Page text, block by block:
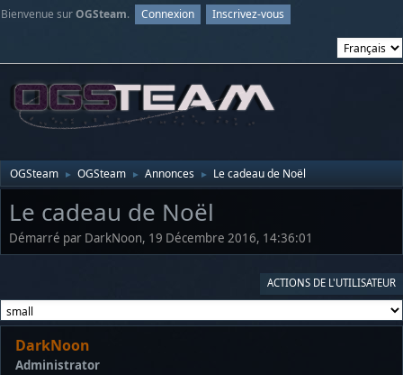
Bienvenue surOGSteam. Connexion Inscrivez-vous
OGSteam ► OGSteam ► Annonces ► Le cadeau de Noël
Le cadeau de Noël
Démarré par DarkNoon, 19 Décembre 2016, 14:36:01
ACTIONS DE L'UTILISATEUR
DarkNoon
Administrator